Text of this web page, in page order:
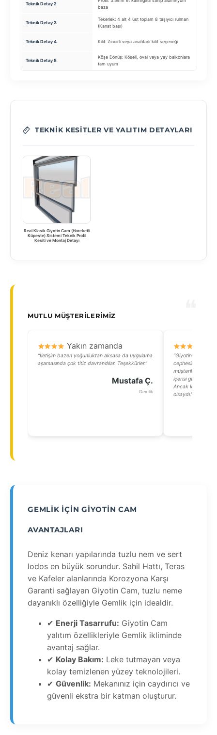
Teknik Detay 2
baza
Teknik Detay 3
Tekerlek: 4 alt 4 üst toplam 8 taşıyıcı rulman
(Kanat başı)
Teknik Detay 4 Kilit: Zincirli veya anahtarlı kilit seçeneği
Teknik Detay 5
Köşe Dönüş: Köşeli, oval veya yay balkonlara
tam uyum
TEKNIK KESITLER VE YALITIM DETAYLARI
Real Klasik Giyotin Cam (Hareketli
Küpeşte) Sistemi Teknik Profil
Kesiti ve Montaj Detayı
MUTLU MÜŞTERILERIMIZ
Yakın zamanda
“İletişim bazen yoğunluktan aksasa da uygulama
aşamasında çok titiz davrandılar. Teşekkürler.”
Mustafa Ç.
Gemlik
“Giyotin camlar
cephesini
müşterilerin ilgisini
içerisi gayet sıcak
Ancak keşke
olsaydı.”
GEMLIK İÇIN GIYOTIN CAM
AVANTAJLARI
Deniz kenarı yapılarında tuzlu nem ve sert
lodos en büyük sorundur. Sahil Hattı, Teras
ve Kafeler alanlarında Korozyona Karşı
Garanti sağlayan Giyotin Cam, tuzlu neme
dayanıklı özelliğiyle Gemlik için idealdir.
✔ Enerji Tasarrufu: Giyotin Cam
yalıtım özellikleriyle Gemlik ikliminde
avantaj sağlar.
✔ Kolay Bakım: Leke tutmayan veya
kolay temizlenen yüzey teknolojileri.
✔ Güvenlik: Mekanınız için caydırıcı ve
güvenli ekstra bir katman oluşturur.